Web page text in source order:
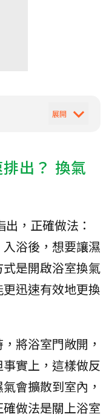
出？ 換氣
出，正確做法：
浴後，想要讓濕
是開啟浴室換氣
迅速有效地更換
將浴室門敞開，
實上，這樣做反
會擴散到室內，
做法是關上浴室